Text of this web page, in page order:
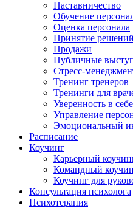
Наставничество
Обучение
Оценка персонала
Принятие решений
Продажи
Публичные
Стресс-
Тренинг тренеров
Тренинги для
Уверенность в себе
Управление
Эмоциональный
Расписание
Коучинг
Карьерный
Командный
Коучинг для
Консультация психолога
Психотерапия